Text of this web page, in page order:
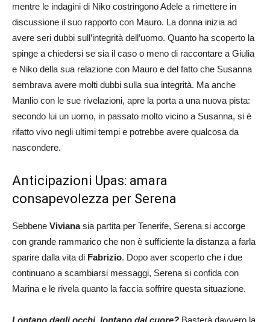
mentre le indagini di Niko costringono Adele a rimettere in
discussione il suo rapporto con Mauro. La donna inizia ad
avere seri dubbi sull’integrità dell’uomo. Quanto ha scoperto la
spinge a chiedersi se sia il caso o meno di raccontare a Giulia
e Niko della sua relazione con Mauro e del fatto che Susanna
sembrava avere molti dubbi sulla sua integrità. Ma anche
Manlio con le sue rivelazioni, apre la porta a una nuova pista:
secondo lui un uomo, in passato molto vicino a Susanna, si è
rifatto vivo negli ultimi tempi e potrebbe avere qualcosa da
nascondere.
Anticipazioni Upas: amara
consapevolezza per Serena
Sebbene Vivianasia partita per Tenerife, Serena si accorge
con grande rammarico che non è sufficiente la distanza a farla
sparire dalla vita di Fabrizio. Dopo aver scoperto che i due
continuano a scambiarsi messaggi, Serena si confida con
Marina e le rivela quanto la faccia soffrire questa situazione.
Lontano dagli occhi, lontano dal cuore? Basterà davvero la